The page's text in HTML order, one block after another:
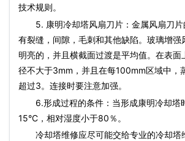
技术规则。
5. 康明冷却塔风扇刀片：金属风扇刀片
有裂缝，间隙，毛刺和其他缺陷。玻璃增强
明亮的，并且横截面过渡是平均值。在表面
径不大于3mm，并且在每100mm区域中，
超过3。连接时要注意加强。
6.形成过程的条件：当形成康明冷却塔
15°C，相对湿度小于80％。
冷却塔维修应尽可能交给专业的冷却塔